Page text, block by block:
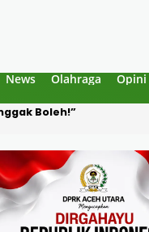
News Olahraga Opini